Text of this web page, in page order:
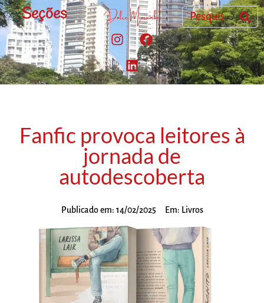
Seções
Fanfic provoca leitores à
jornada de
autodescoberta
Publicado em: 14/02/2025 Em: Livros